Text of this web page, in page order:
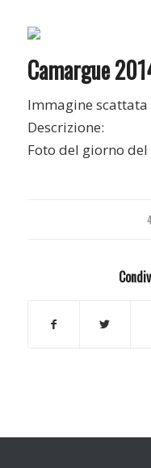
Camargue
Immagine scattata
Descrizione:
Foto del giorno